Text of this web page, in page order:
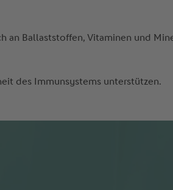
an Ballaststoffen, Vitaminen und
des Immunsystems unterstützen.